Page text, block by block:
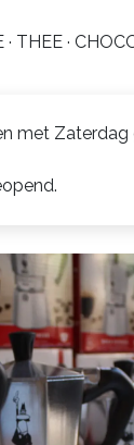
THEE ·
met Zaterdag